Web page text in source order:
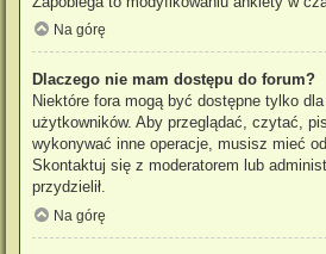
Na górę
Dlaczego nie mam dostępu do forum?
Niektóre fora mogą być dostępne tylko
użytkowników. Aby przeglądać, czytać,
wykonywać inne operacje, musisz mieć
Skontaktuj się z moderatorem lub
przydzielił.
Na górę